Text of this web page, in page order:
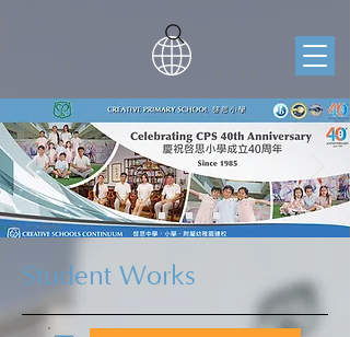
Student Works